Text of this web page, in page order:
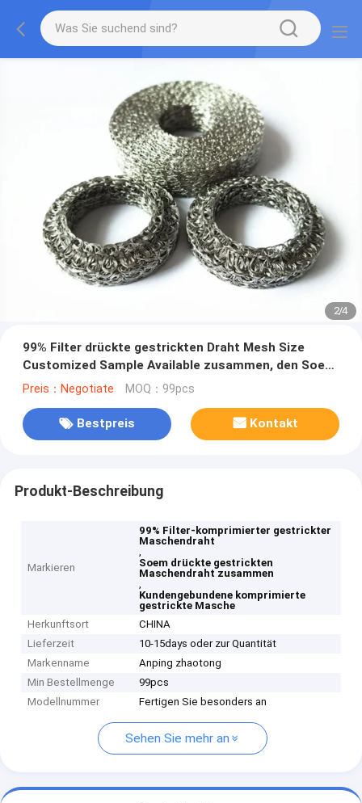
2/4
99% Filter drückte gestrickten Draht Mesh Size
Customized Sample Available zusammen, den Soem
annehmen
Preis：Negotiate MOQ：99pcs
Bestpreis Kontakt
Produkt-Beschreibung
Markieren
99% Filter-komprimierter gestrickter
Maschendraht
,
Soem drückte gestrickten
Maschendraht zusammen
,
Kundengebundene komprimierte
gestrickte Masche
Herkunftsort
CHINA
Lieferzeit
10-15days oder zur Quantität
Markenname
Anping zhaotong
Min Bestellmenge
99pcs
Modellnummer
Fertigen Sie besonders an
Sehen Sie mehr an